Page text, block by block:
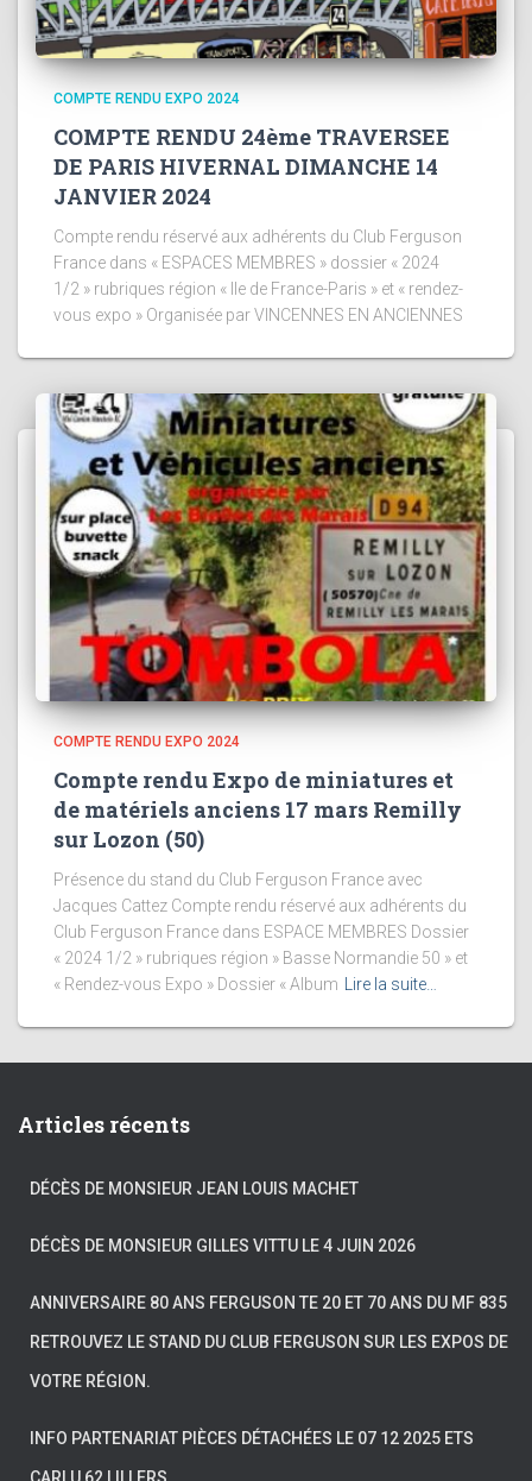
COMPTE RENDU EXPO 2024
COMPTE RENDU 24ème TRAVERSEE
DE PARIS HIVERNAL DIMANCHE 14
JANVIER 2024
Compte rendu réservé aux adhérents du Club Ferguson
France dans « ESPACES MEMBRES » dossier « 2024
1/2 » rubriques région « Ile de France-Paris » et « rendez-
vous expo » Organisée par VINCENNES EN ANCIENNES
COMPTE RENDU EXPO 2024
Compte rendu Expo de miniatures et
de matériels anciens 17 mars Remilly
sur Lozon (50)
Présence du stand du Club Ferguson France avec
Jacques Cattez Compte rendu réservé aux adhérents du
Club Ferguson France dans ESPACE MEMBRES Dossier
« 2024 1/2 » rubriques région » Basse Normandie 50 » et
« Rendez-vous Expo » Dossier « Album
Lire la suite…
Articles récents
DÉCÈS DE MONSIEUR JEAN LOUIS MACHET
DÉCÈS DE MONSIEUR GILLES VITTU LE 4 JUIN 2026
ANNIVERSAIRE 80 ANS FERGUSON TE 20 ET 70 ANS DU MF 835
RETROUVEZ LE STAND DU CLUB FERGUSON SUR LES EXPOS DE
VOTRE RÉGION.
INFO PARTENARIAT PIÈCES DÉTACHÉES LE 07 12 2025 ETS